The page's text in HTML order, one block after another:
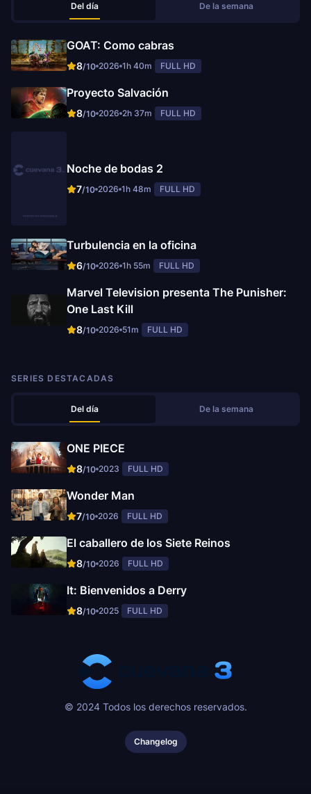
Del día De la semana
GOAT: Como cabras
8/10 2026 1h 40m FULL HD
Proyecto Salvación
8/10 2026 2h 37m FULL HD
Noche de bodas 2
7/10 2026 1h 48m FULL HD
Turbulencia en la oficina
6/10 2026 1h 55m FULL HD
Marvel Television presenta The Punisher:
One Last Kill
8/10 2026 51m FULL HD
SERIES DESTACADAS
Del día De la semana
ONE PIECE
8/10 2023 FULL HD
Wonder Man
7/10 2026 FULL HD
El caballero de los Siete Reinos
8/10 2026 FULL HD
It: Bienvenidos a Derry
8/10 2025 FULL HD
© 2024 Todos los derechos reservados.
Changelog